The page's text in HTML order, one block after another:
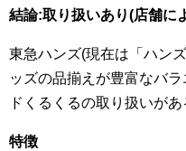
結論:取り扱いあり(店舗に
東急ハンズ(現在は「ハン
ッズの品揃えが豊富なバ
ドくるくるの取り扱いがあ
特徴